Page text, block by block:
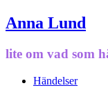
Anna Lund
lite om vad som
Händelser